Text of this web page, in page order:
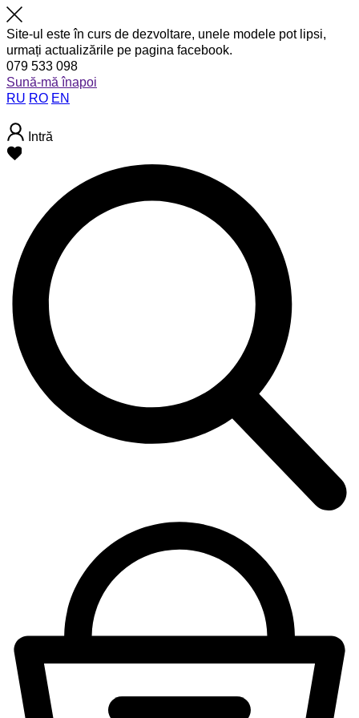
Site-ul este în curs de dezvoltare, unele modele pot lipsi,
urmați actualizările pe pagina facebook.
079 533 098
Sună-mă înapoi
RU RO EN
Intră